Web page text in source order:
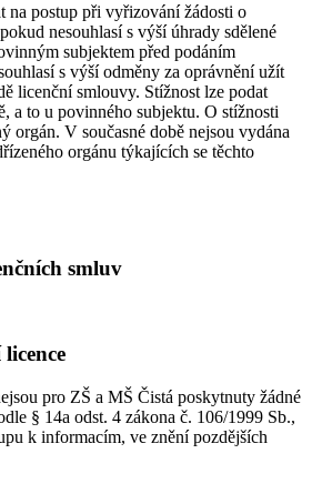
na postup při vyřizování žádosti o
nesouhlasí s výší úhrady sdělené
subjektem před podáním
s výší odměny za oprávnění užít
licenční smlouvy. Stížnost lze podat
a to u povinného subjektu. O stížnosti
orgán. V současné době nejsou vydána
orgánu týkajících se těchto
smluv
pro ZŠ a MŠ Čistá poskytnuty žádné
§ 14a odst. 4 zákona č. 106/1999 Sb.,
k informacím, ve znění pozdějších